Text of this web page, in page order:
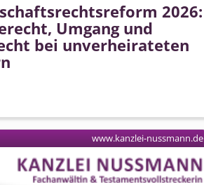
2026:
Umgang und
bei unverheirateten
www.kanzlei-nussmann.de